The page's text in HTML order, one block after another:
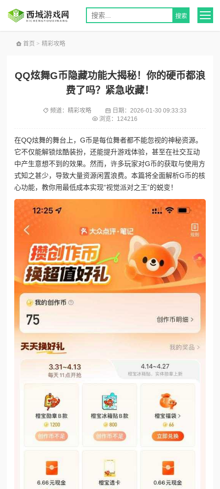
首页 > 精彩攻略
QQ炫舞G币隐藏功能大揭秘！你的硬币都浪
费了吗？紧急收藏！
频道： 精彩攻略 日期： 2026-01-30 09:33:33
浏览：124216
在QQ炫舞的舞台上，G币是每位舞者都不能忽视的神秘资源。
它不仅能解锁炫酷装扮，还能提升游戏体验，甚至在社交互动
中产生意想不到的效果。然而，许多玩家对G币的获取与使用方
式知之甚少，导致大量资源闲置浪费。本篇将全面解析G币的核
心功能，教你用最低成本实现“视觉派对之王”的蜕变！